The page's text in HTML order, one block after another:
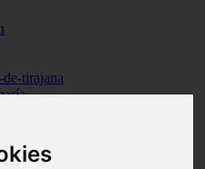
tirajana
de-aridane